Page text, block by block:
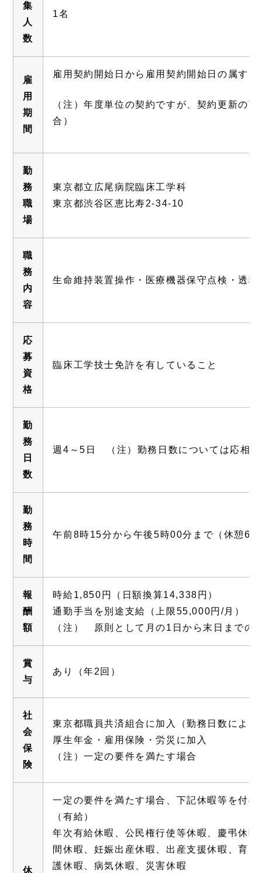
集
人
数
1名
雇
用
期
間
雇用契約開始日から雇用契約開始日の属する
（注）年度単位の契約ですが、契約更新の
合）
勤
務
職
場
東京都立広尾病院臨床工学科
東京都渋谷区恵比寿2-34-10
職
務
内
容
生命維持装置操作・医療機器保守点検・透析
応
募
資
格
臨床工学技士免許を有していること
勤
務
日
数
週4～5日 （注）勤務日数については応相
勤
務
時
間
午前8時15分から午後5時00分まで（休憩60
報
酬
額
時給1,850円（日額換算14,338円）
通勤手当を別途支給（上限55,000円/月）
（注） 原則として月の1日から末日までの
賞
与
あり（年2回）
社
会
保
険
東京都職員共済組合に加入（勤務日数によ
厚生年金・雇用保険・労災に加入
（注）一定の要件を満たす場合
休
一定の要件を満たす場合、下記休暇等を付与
（有給）
年次有給休暇、公民権行使等休暇、慶弔休
間休暇、妊娠出産休暇、出産支援休暇、育
護休暇、病気休暇、災害休暇